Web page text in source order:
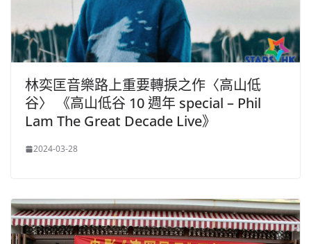
林奕匡音樂路上重要轉捩之作〈高山低
谷〉 《高山低谷 10 週年 special – Phil
Lam The Great Decade Live》
2024-03-28